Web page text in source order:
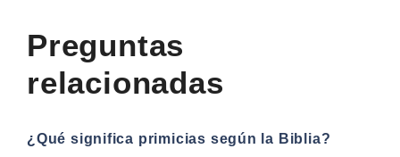
Preguntas
relacionadas
¿Qué significa primicias según la Biblia?